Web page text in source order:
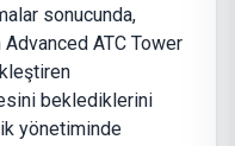
sonucunda,
ATC Tower
beklediklerini
yönetiminde